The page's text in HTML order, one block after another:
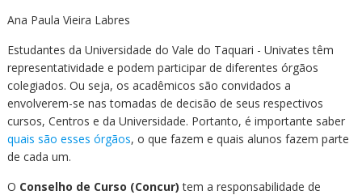
Ana Paula Vieira Labres
Estudantes da Universidade do Vale do Taquari - Univates têm
representatividade e podem participar de diferentes órgãos
colegiados. Ou seja, os acadêmicos são convidados a
envolverem-se nas tomadas de decisão de seus respectivos
cursos, Centros e da Universidade. Portanto, é importante saber
quais são esses órgãos, o que fazem e quais alunos fazem parte
de cada um.
O Conselho de Curso (Concur) tem a responsabilidade de